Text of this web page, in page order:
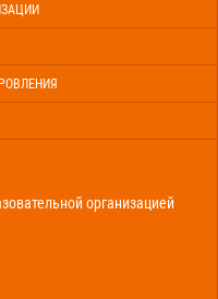
организацией